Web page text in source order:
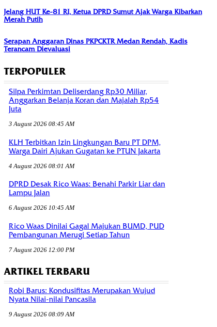
Jelang HUT Ke-81 RI, Ketua DPRD Sumut Ajak Warga Kibarkan
Merah Putih
Serapan Anggaran Dinas PKPCKTR Medan Rendah, Kadis
Terancam Dievaluasi
TERPOPULER
Silpa Perkimtan Deliserdang Rp30 Miliar,
Anggarkan Belanja Koran dan Majalah Rp54
Juta
3 August 2026 08:45 AM
KLH Terbitkan Izin Lingkungan Baru PT DPM,
Warga Dairi Ajukan Gugatan ke PTUN Jakarta
4 August 2026 08:01 AM
DPRD Desak Rico Waas: Benahi Parkir Liar dan
Lampu Jalan
6 August 2026 10:45 AM
Rico Waas Dinilai Gagal Majukan BUMD, PUD
Pembangunan Merugi Setiap Tahun
7 August 2026 12:00 PM
ARTIKEL TERBARU
Robi Barus: Kondusifitas Merupakan Wujud
Nyata Nilai-nilai Pancasila
9 August 2026 08:09 AM